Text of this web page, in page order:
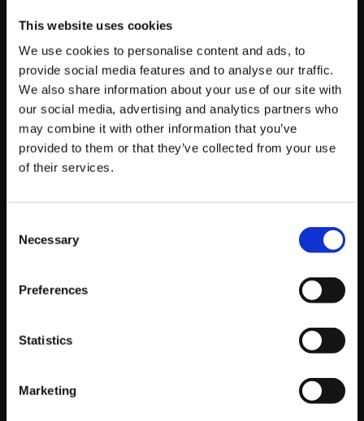
This website uses cookies
We use cookies to personalise content and ads, to
provide social media features and to analyse our traffic.
We also share information about your use of our site with
our social media, advertising and analytics partners who
may combine it with other information that you’ve
provided to them or that they’ve collected from your use
of their services.
Selection
Necessary
Preferences
Statistics
Marketing
【単曲】モンスターハンターク
ロス オリジナル・サウンドトラ
ック MONSTER HUNTER X
おすすめ商品